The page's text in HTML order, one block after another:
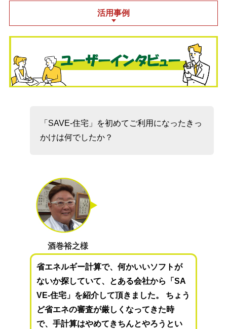
活用事例
「SAVE-住宅」を初めてご利用になったきっ
かけは何でしたか？
酒巻裕之様
省エネルギー計算で、何かいいソフトが
ないか探していて、とある会社から「SA
VE-住宅」を紹介して頂きました。 ちょう
ど省エネの審査が厳しくなってきた時
で、手計算はやめてきちんとやろうとい